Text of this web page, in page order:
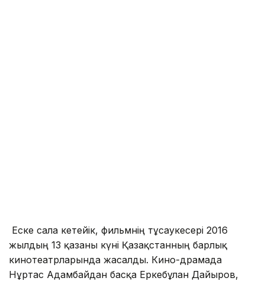
Еске сала кетейік, фильмнің тұсаукесері 2016
жылдың 13 қазаны күні Қазақстанның барлық
кинотеатрларында жасалды. Кино-драмада
Нұртас Адамбайдан басқа Еркебұлан Дайыров,